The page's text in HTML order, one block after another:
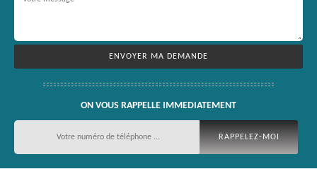
ON VOUS RAPPELLE IMMEDIATEMENT